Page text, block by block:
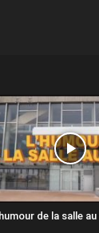
de la salle